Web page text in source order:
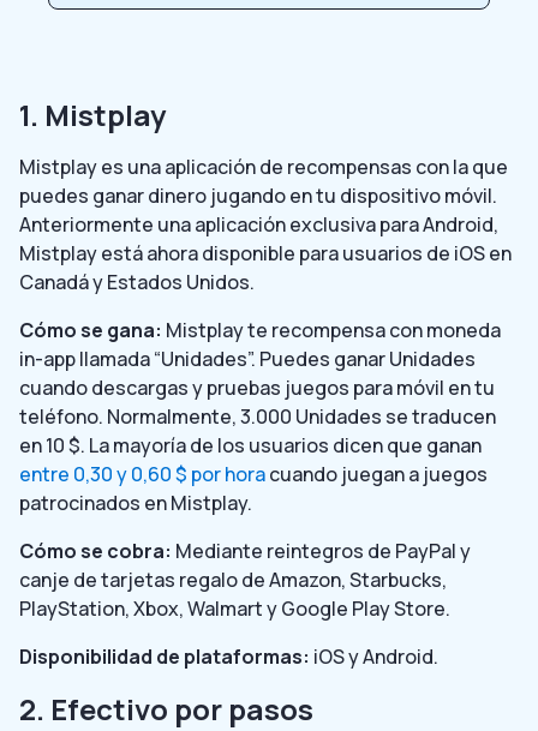
1. Mistplay
Mistplay es una aplicación de recompensas con la que
puedes ganar dinero jugando en tu dispositivo móvil.
Anteriormente una aplicación exclusiva para Android,
Mistplay está ahora disponible para usuarios de iOS en
Canadá y Estados Unidos.
Cómo se gana: Mistplay te recompensa con moneda
in-app llamada “Unidades”. Puedes ganar Unidades
cuando descargas y pruebas juegos para móvil en tu
teléfono. Normalmente, 3.000 Unidades se traducen
en 10 $. La mayoría de los usuarios dicen que ganan
entre 0,30 y 0,60 $ por horacuando juegan a juegos
patrocinados en Mistplay.
Cómo se cobra: Mediante reintegros de PayPal y
canje de tarjetas regalo de Amazon, Starbucks,
PlayStation, Xbox, Walmart y Google Play Store.
Disponibilidad de plataformas: iOS y Android.
2. Efectivo por pasos